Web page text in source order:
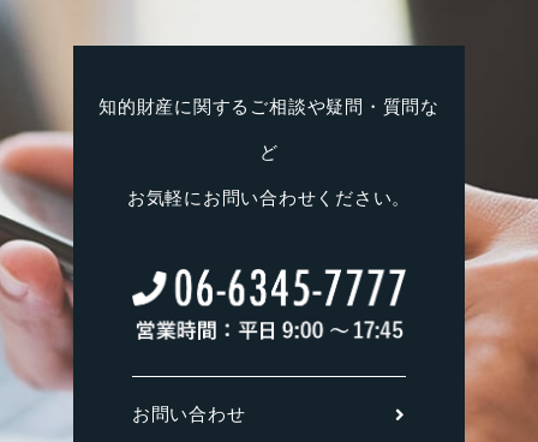
知的財産に関するご相談や疑問・質問な
ど
お気軽にお問い合わせください。
お問い合わせ